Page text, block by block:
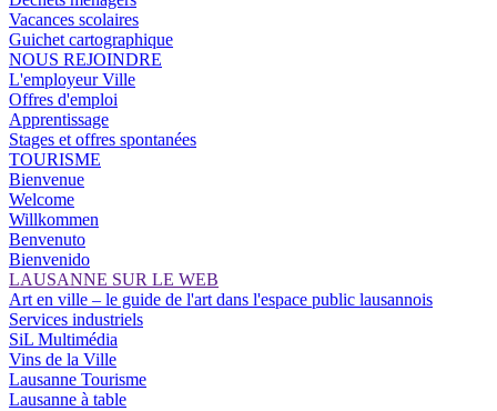
Vacances scolaires
Guichet cartographique
NOUS REJOINDRE
L'employeur Ville
Offres d'emploi
Apprentissage
Stages et offres spontanées
TOURISME
Bienvenue
Welcome
Willkommen
Benvenuto
Bienvenido
LAUSANNE SUR LE WEB
Art en ville – le guide de l'art dans l'espace public lausannois
Services industriels
SiL Multimédia
Vins de la Ville
Lausanne Tourisme
Lausanne à table